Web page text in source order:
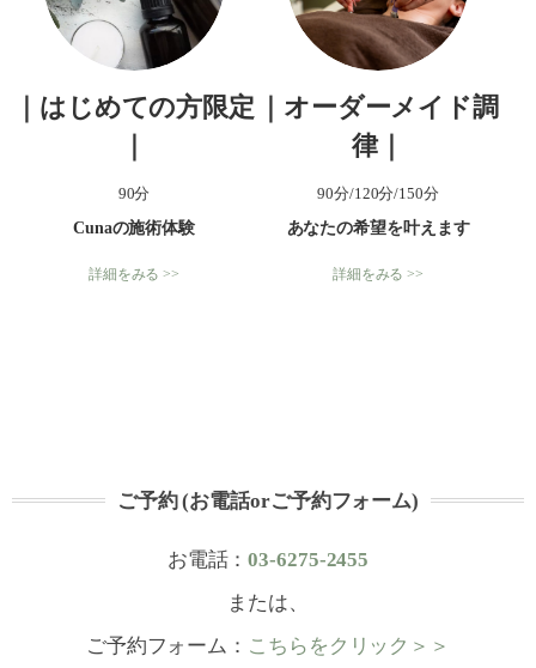
｜はじめての方限定
90分
Cunaの施術体験
詳細をみる >>
｜オーダーメイド調
律｜
90分/120分/150分
あなたの希望を叶えます
詳細をみる >>
ご予約 (お電話orご予約フォーム)
お電話：03-6275-2455
または、
ご予約フォーム： こちらをクリック＞＞